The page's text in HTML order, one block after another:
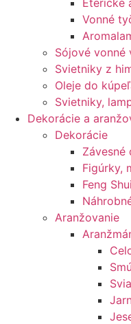
Éterické
Vonné
Sójové vonné
Svietniky z
Oleje do
Svietniky,
Dekorácie a
Dekorácie
Závesné
Figúrky,
Feng Shui
Aranžovanie